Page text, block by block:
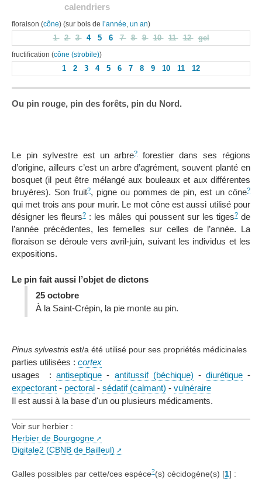
calendriers
floraison (cône) (sur bois de l’année un an)
1 2 3 4 5 6 7 8 9 10 11 12 gel
fructification (cône (strobile))
1 2 3 4 5 6 7 8 9 10 11 12
Ou pin rouge, pin des forêts, pin du Nord.
Le pin sylvestre est un arbre?
forestier dans ses régions
d’origine, ailleurs c’est un arbre d’agrément, souvent planté en
bosquet (il peut être mélangé aux bouleaux et aux différentes
bruyères). Son fruit?, pigne ou pommes de pin, est un cône?
qui met trois ans pour murir. Le mot cône est aussi utilisé pour
désigner les fleurs? : les mâles qui poussent sur les tiges?de
l’année précédentes, les femelles sur celles de l’année. La
floraison se déroule vers avril-juin, suivant les individus et les
expositions.
Le pin fait aussi l’objet de dictons
25 octobre
À la Saint-Crépin, la pie monte au pin.
Pinus sylvestris est/a été utilisé pour ses propriétés médicinales
parties utilisées : cortex
usages :antiseptique - antitussif (béchique) - diurétique-
expectorant - pectoral - sédatif (calmant) - vulnéraire
Il est aussi à la base d'un ou plusieurs médicaments.
Voir sur herbier :
Herbier de Bourgogne
Digitale2 (CBNB de Bailleul)
Galles possibles par cette/ces espèce?(s) cécidogène(s) [1] :